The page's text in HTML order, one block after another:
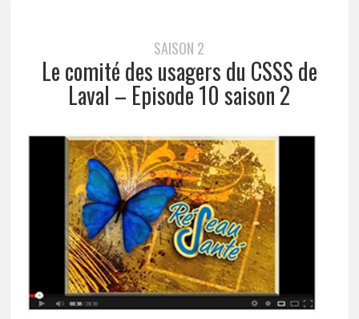
SAISON 2
Le comité des usagers du CSSS de
Laval – Episode 10 saison 2